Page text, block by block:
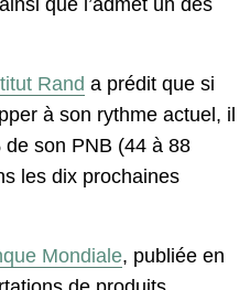
que l’admet un des
Rand a prédit que si
à son rythme actuel, il
son PNB (44 à 88
les dix prochaines
Mondiale, publiée en